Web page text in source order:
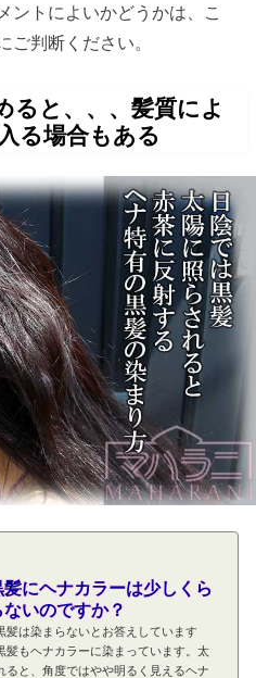
ントによいかどうかは、こ
ご判断ください。
ると、、、髪質によ
る場合もある
髪にヘナカラーは少しくら
いのですか？
髪は染まらないとお答えしています
髪もヘナカラーに染まっています。太
ると、角度ではやや明るく見えるヘナ